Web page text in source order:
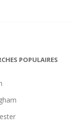
POPULAIRES